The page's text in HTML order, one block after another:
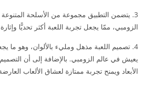
3. يتضمن التطبيق مجموعة من الأسلحة
الزومبي، ممّا يجعل تجربة اللعبة أكثر تحديًّا
4. تصميم اللعبة مذهل ومليء بالألوان، وهو ما
يعيش في عالم الزومبي. بالإضافة إلى أن التصميم
الأبعاد ويمنح تجربة ممتازة لعشاق الألعاب